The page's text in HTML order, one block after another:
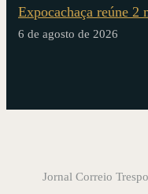
Expocachaça reúne
6 de agosto de 2026
Jornal Correio